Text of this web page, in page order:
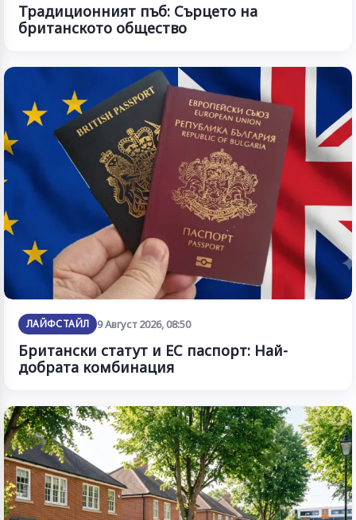
Традиционният пъб: Сърцето на
британското общество
ЛАЙФСТАЙЛ 9 Август 2026, 08:50
Британски статут и ЕС паспорт: Най-
добрата комбинация